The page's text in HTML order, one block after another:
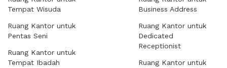
Tempat Wisuda
Ruang Kantor untuk
Pentas Seni
Ruang Kantor untuk
Tempat Ibadah
Business Address
Ruang Kantor untuk
Dedicated
Receptionist
Ruang Kantor untuk